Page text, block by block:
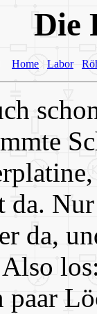
Die
Home Labor
da,